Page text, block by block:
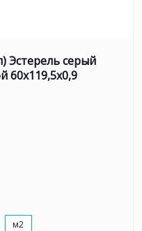
Эстерель серый
60x119,5x0,9
м2